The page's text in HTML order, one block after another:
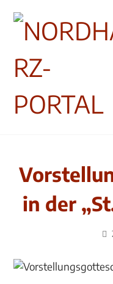
in der